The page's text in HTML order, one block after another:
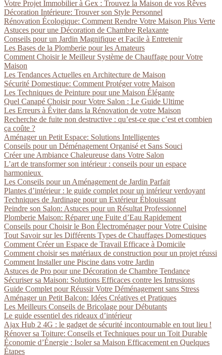
Votre Projet Immobilier à Gex : Trouvez la Maison de vos Rêves
Décoration Intérieure: Trouver son Style Personnel
Rénovation Écologique: Comment Rendre Votre Maison Plus Verte
Astuces pour une Décoration de Chambre Relaxante
Conseils pour un Jardin Magnifique et Facile à Entretenir
Les Bases de la Plomberie pour les Amateurs
Comment Choisir le Meilleur Système de Chauffage pour Votre
Maison
Les Tendances Actuelles en Architecture de Maison
Sécurité Domestique: Comment Protéger votre Maison
Les Techniques de Peinture pour une Maison Élégante
Quel Canapé Choisir pour Votre Salon : Le Guide Ultime
Les Erreurs à Éviter dans la Rénovation de votre Maison
Recherche de fuite non destructive : qu’est-ce que c’est et combien
ça coûte ?
Aménager un Petit Espace: Solutions Intelligentes
Conseils pour un Déménagement Organisé et Sans Souci
Créer une Ambiance Chaleureuse dans Votre Salon
L’art de transformer son intérieur : conseils pour un espace
harmonieux
Les Conseils pour un Aménagement de Jardin Parfait
Plantes d’intérieur : le guide complet pour un intérieur verdoyant
Techniques de Jardinage pour un Extérieur Éblouissant
Peindre son Salon: Astuces pour un Résultat Professionnel
Plomberie Maison: Réparer une Fuite d’Eau Rapidement
Conseils pour Choisir le Bon Électroménager pour Votre Cuisine
Tout Savoir sur les Différents Types de Chauffages Domestiques
Comment Créer un Espace de Travail Efficace à Domicile
Comment choisir ses matériaux de construction pour un projet réussi
Comment Installer une Piscine dans votre Jardin
Astuces de Pro pour une Décoration de Chambre Tendance
Sécuriser sa Maison: Solutions Efficaces contre les Intrusions
Guide Complet pour Réussir Votre Déménagement sans Stress
Aménager un Petit Balcon: Idées Créatives et Pratiques
Les Meilleurs Conseils de Bricolage pour Débutants
Le guide essentiel des rideaux d’intérieur
Ajax Hub 2 4G : le gadget de sécurité incontournable en tout lieu !
Rénover sa Toiture: Conseils et Techniques pour un Toit Durable
Économie d’Énergie : Isoler sa Maison Efficacement en Quelques
Étapes